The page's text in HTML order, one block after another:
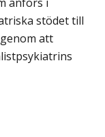
stödet till
att